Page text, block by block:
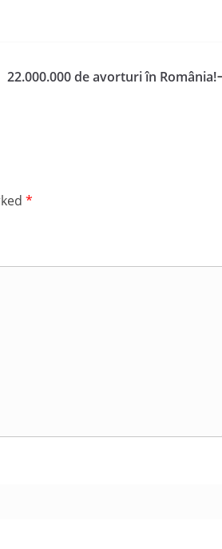
22.000.000 de avorturi în România!
*